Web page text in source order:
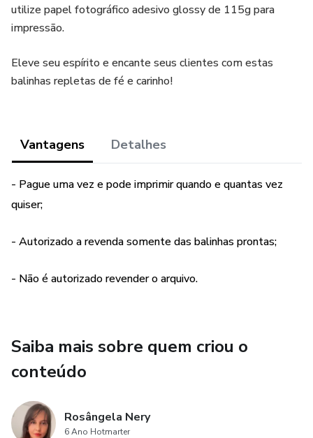
utilize papel fotográfico adesivo glossy de 115g para
impressão.
Eleve seu espírito e encante seus clientes com estas
balinhas repletas de fé e carinho!
Vantagens Detalhes
- Pague uma vez e pode imprimir quando e quantas vez
quiser;
- Autorizado a revenda somente das balinhas prontas;
- Não é autorizado revender o arquivo.
Saiba mais sobre quem criou o
conteúdo
Rosângela Nery
6 Ano Hotmarter